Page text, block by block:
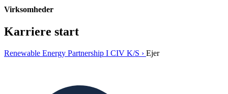
Virksomheder
Karriere start
Renewable Energy Partnership I CIV K/S › Ejer